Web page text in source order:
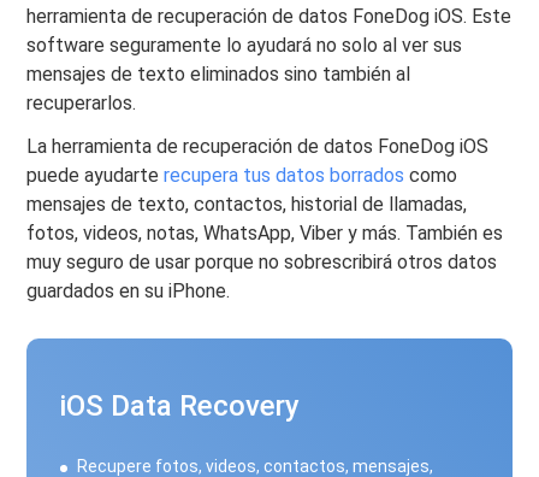
herramienta de recuperación de datos FoneDog iOS. Este
software seguramente lo ayudará no solo al ver sus
mensajes de texto eliminados sino también al
recuperarlos.
La herramienta de recuperación de datos FoneDog iOS
puede ayudarterecupera tus datos borrados como
mensajes de texto, contactos, historial de llamadas,
fotos, videos, notas, WhatsApp, Viber y más. También es
muy seguro de usar porque no sobrescribirá otros datos
guardados en su iPhone.
iOS Data Recovery
Recupere fotos, videos, contactos, mensajes,